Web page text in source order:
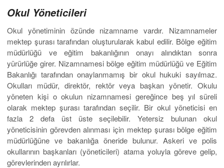
Okul Yöneticileri
Okul yönetiminin özünde nizamname vardır. Nizamnameler
mektep şurası tarafından oluşturularak kabul edilir. Bölge eğitim
müdürlüğü ve eğitim bakanlığının onayı alındıktan sonra
yürürlüğe girer. Nizamnamesi bölge eğitim müdürlüğü ve Eğitim
Bakanlığı tarafından onaylanmamış bir okul hukuki sayılmaz.
Okulları müdür, direktör, rektör veya başkan yönetir. Okulu
yöneten kişi o okulun nizamnamesi gereğince beş yıl süreli
olarak mektep şurası tarafından seçilir. Bir okul yöneticisi en
fazla 2 defa üst üste seçilebilir. Yetersiz bulunan okul
yöneticisinin görevden alınması için mektep şurası bölge eğitim
müdürlüğüne ve bakanlığa öneride bulunur. Askeri ve polis
okullarının başkanları (yöneticileri) atama yoluyla göreve gelip,
görevlerinden ayrılırlar.